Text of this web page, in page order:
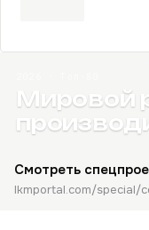
Мировой
Смотреть
lkmportal.com/special/